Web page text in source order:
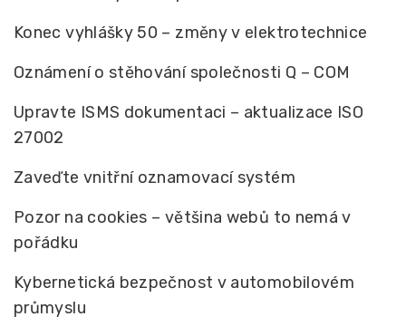
Konec vyhlášky 50 – změny v elektrotechnice
Oznámení o stěhování společnosti Q – COM
Upravte ISMS dokumentaci – aktualizace ISO
27002
Zaveďte vnitřní oznamovací systém
Pozor na cookies – většina webů to nemá v
pořádku
Kybernetická bezpečnost v automobilovém
průmyslu